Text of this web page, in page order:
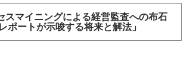
スマイニングによる経営監査への布石
ポートが示唆する将来と解法」